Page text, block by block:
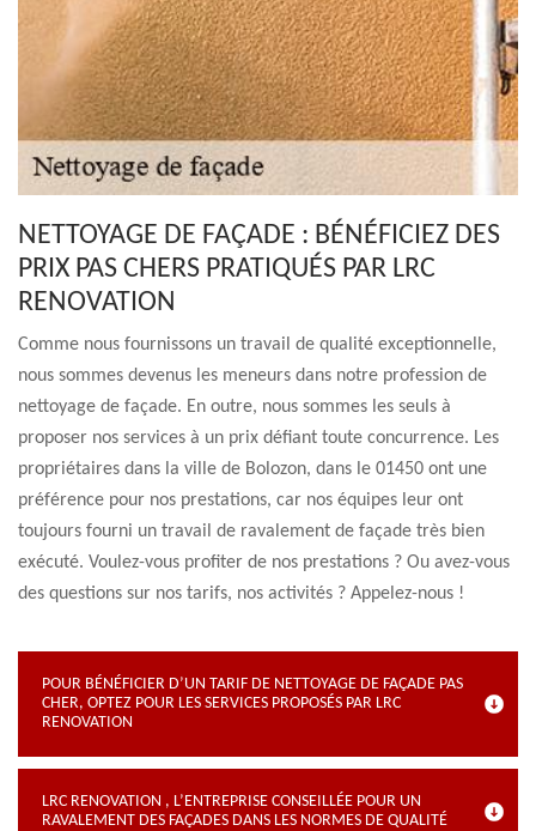
NETTOYAGE DE FAÇADE : BÉNÉFICIEZ DES
PRIX PAS CHERS PRATIQUÉS PAR LRC
RENOVATION
Comme nous fournissons un travail de qualité exceptionnelle,
nous sommes devenus les meneurs dans notre profession de
nettoyage de façade. En outre, nous sommes les seuls à
proposer nos services à un prix défiant toute concurrence. Les
propriétaires dans la ville de Bolozon, dans le 01450 ont une
préférence pour nos prestations, car nos équipes leur ont
toujours fourni un travail de ravalement de façade très bien
exécuté. Voulez-vous profiter de nos prestations ? Ou avez-vous
des questions sur nos tarifs, nos activités ? Appelez-nous !
POUR BÉNÉFICIER D’UN TARIF DE NETTOYAGE DE FAÇADE PAS
CHER, OPTEZ POUR LES SERVICES PROPOSÉS PAR LRC
RENOVATION
LRC RENOVATION , L’ENTREPRISE CONSEILLÉE POUR UN
RAVALEMENT DES FAÇADES DANS LES NORMES DE QUALITÉ